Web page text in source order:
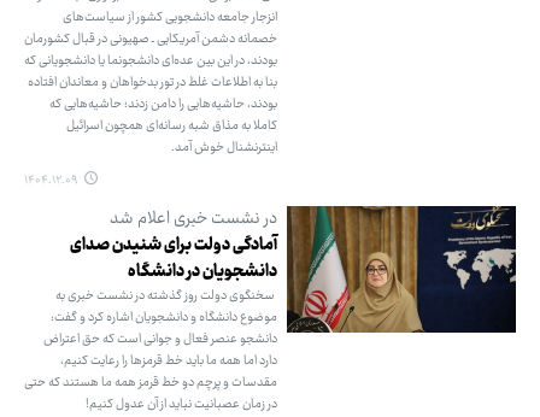
انزجار جامعه دانشجویی کشور از سیاست‌های
خصمانه دشمن آمریکایی ـ صهیونی در قبال کشورمان
بودند، در این بین عده‌ای دانشجونما یا دانشجویانی که
بنا به اطلاعات غلط در تور بدخواهان و معاندان افتاده
بودند، حاشیه‌هایی را دامن زدند؛ حاشیه‌هایی که
کاملا به مذاق شبه رسانه‌ای همچون اسرائیل
اینترنشنال خوش آمد.
۱۴۰۴.۱۲.۰۹
در نشست خبری اعلام شد
آمادگی دولت برای شنیدن صدای
دانشجویان در دانشگاه
سخنگوی دولت روز گذشته در نشست خبری به
موضوع دانشگاه و دانشجویان اشاره کرد و گفت:
دانشجو عنصر فعال و جوانی است که حق اعتراض
دارد اما همه ما باید خط قرمزها را رعایت کنیم،
مقدسات و پرچم دو خط قرمز همه ما هستند که حتی
در زمان عصبانیت نباید از آن عدول کنیم!